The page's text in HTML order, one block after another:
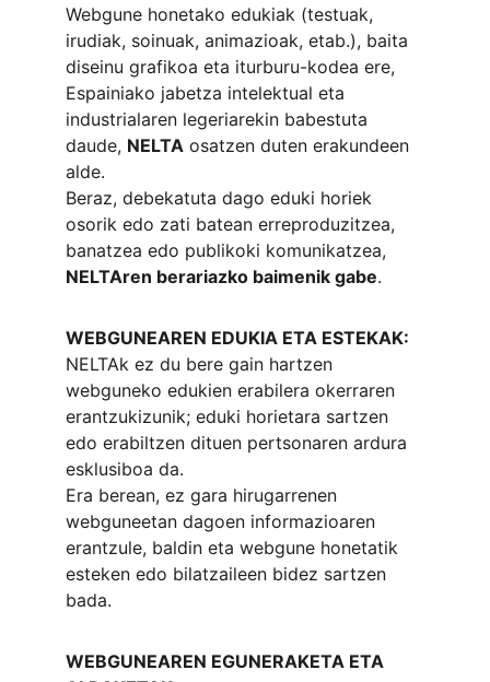
Webgune honetako edukiak (testuak,
irudiak, soinuak, animazioak, etab.), baita
diseinu grafikoa eta iturburu-kodea ere,
Espainiako jabetza intelektual eta
industrialaren legeriarekin babestuta
daude, NELTA osatzen duten erakundeen
alde.
Beraz, debekatuta dago eduki horiek
osorik edo zati batean erreproduzitzea,
banatzea edo publikoki komunikatzea,
NELTAren berariazko baimenik gabe.
WEBGUNEAREN EDUKIA ETA ESTEKAK:
NELTAk ez du bere gain hartzen
webguneko edukien erabilera okerraren
erantzukizunik; eduki horietara sartzen
edo erabiltzen dituen pertsonaren ardura
esklusiboa da.
Era berean, ez gara hirugarrenen
webguneetan dagoen informazioaren
erantzule, baldin eta webgune honetatik
esteken edo bilatzaileen bidez sartzen
bada.
WEBGUNEAREN EGUNERAKETA ETA